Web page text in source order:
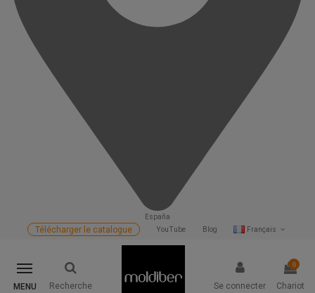
España
Français
Blog
YouTube
Télécharger le catalogue
MENU Recherche Se connecter
0
Chariot